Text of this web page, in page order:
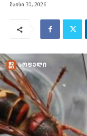
მაისი 30, 2026